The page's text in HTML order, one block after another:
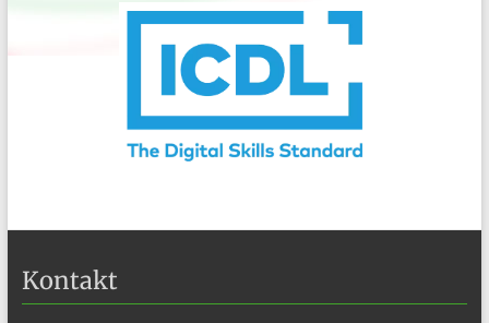
Kontakt